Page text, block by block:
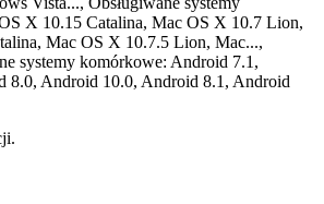
X 10.15 Catalina, Mac OS X 10.7 Lion,
Mac OS X 10.7.5 Lion, Mac...,
systemy komórkowe: Android 7.1,
8.0, Android 10.0, Android 8.1, Android